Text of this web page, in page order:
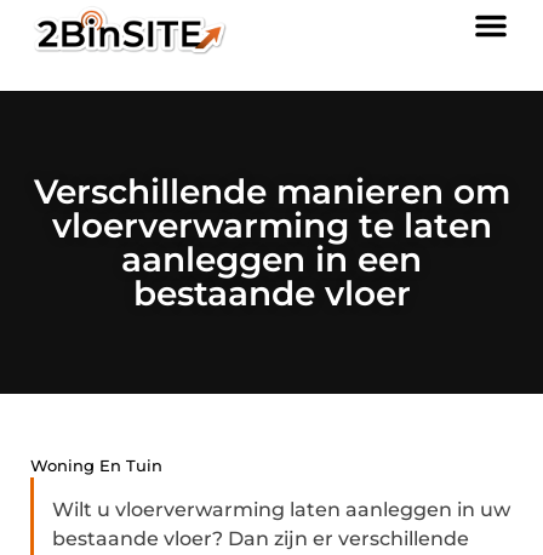
Verschillende manieren om
vloerverwarming te laten
aanleggen in een
bestaande vloer
Woning En Tuin
Wilt u vloerverwarming laten aanleggen in uw
bestaande vloer? Dan zijn er verschillende